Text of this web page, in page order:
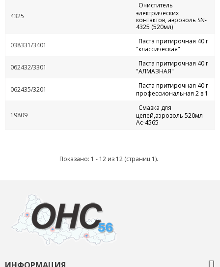
4325
Очиститель
электрических
контактов, аэрозоль SN-
4325 (520мл)
038331/3401
Паста притирочная 40 г
"классическая"
062432/3301
Паста притирочная 40 г
"АЛМАЗНАЯ"
062435/3201
Паста притирочная 40 г
профессиональная 2 в 1
19809
Смазка для
цепей,аэрозоль 520мл
Ас-4565
Показано: 1 - 12 из 12 (страниц 1).